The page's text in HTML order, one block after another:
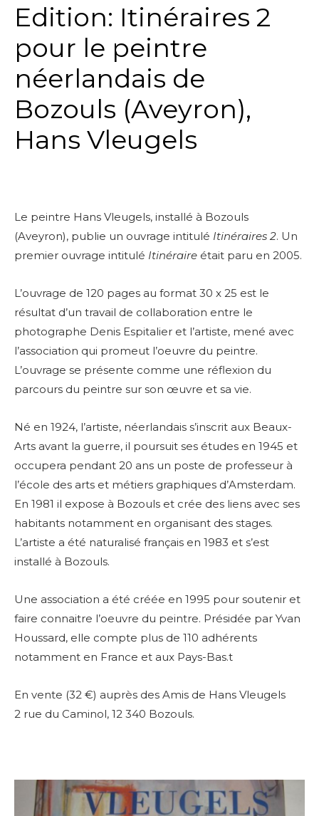
Edition: Itinéraires 2
pour le peintre
néerlandais de
Bozouls (Aveyron),
Hans Vleugels
Le peintre Hans Vleugels, installé à Bozouls
(Aveyron), publie un ouvrage intitulé Itinéraires 2. Un
premier ouvrage intitulé Itinéraire était paru en 2005.
L’ouvrage de 120 pages au format 30 x 25 est le
résultat d’un travail de collaboration entre le
photographe Denis Espitalier et l’artiste, mené avec
l’association qui promeut l’oeuvre du peintre.
L’ouvrage se présente comme une réflexion du
parcours du peintre sur son œuvre et sa vie.
Né en 1924, l’artiste, néerlandais s’inscrit aux Beaux-
Arts avant la guerre, il poursuit ses études en 1945 et
occupera pendant 20 ans un poste de professeur à
l’école des arts et métiers graphiques d’Amsterdam.
En 1981 il expose à Bozouls et crée des liens avec ses
habitants notamment en organisant des stages.
L’artiste a été naturalisé français en 1983 et s’est
installé à Bozouls.
Une association a été créée en 1995 pour soutenir et
faire connaitre l’oeuvre du peintre. Présidée par Yvan
Houssard, elle compte plus de 110 adhérents
notamment en France et aux Pays-Bas.t
En vente (32 €) auprès des Amis de Hans Vleugels
2 rue du Caminol, 12 340 Bozouls.